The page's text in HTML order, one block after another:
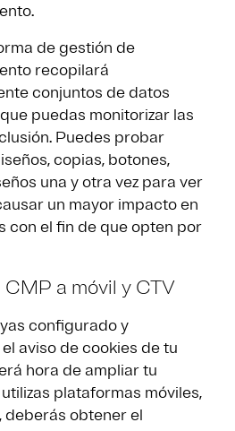
de gestión de
recopilará
conjuntos de datos
puedas monitorizar las
Puedes probar
copias, botones,
una y otra vez para ver
un mayor impacto en
con el fin de que opten por
CMP a móvil y CTV
configurado y
aviso de cookies de tu
hora de ampliar tu
plataformas móviles,
deberás obtener el